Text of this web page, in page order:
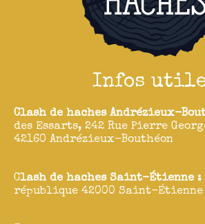
Infos
Clash de haches Andrézieux-
des Essarts, 242 Rue Pierre
42160 Andrézieux-Bouthéon
Clash de haches Saint-Étienne :
république 42000 Saint-Étienne